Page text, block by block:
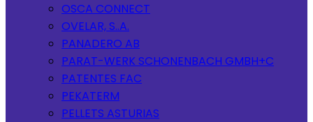
OSCA CONNECT
OVELAR, S..A.
PANADERO AB
PARAT-WERK SCHONENBACH GMBH+C
PATENTES FAC
PEKATERM
PELLETS ASTURIAS